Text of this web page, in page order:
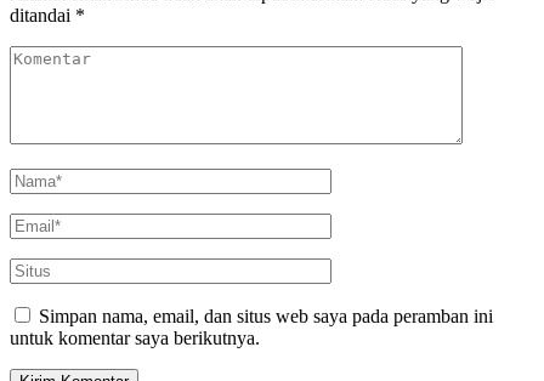
ditandai *
Simpan nama, email, dan situs web saya pada peramban ini
untuk komentar saya berikutnya.